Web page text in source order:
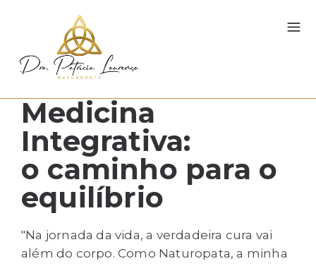
Medicina
Integrativa:
o caminho para o
equilíbrio
"Na jornada da vida, a verdadeira cura vai
além do corpo. Como Naturopata, a minha